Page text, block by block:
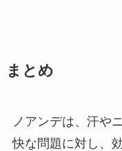
まとめ
ノアンデは、汗や
快な問題に対し、